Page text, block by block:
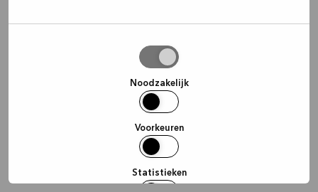
Noodzakelijk
Voorkeuren
Statistieken